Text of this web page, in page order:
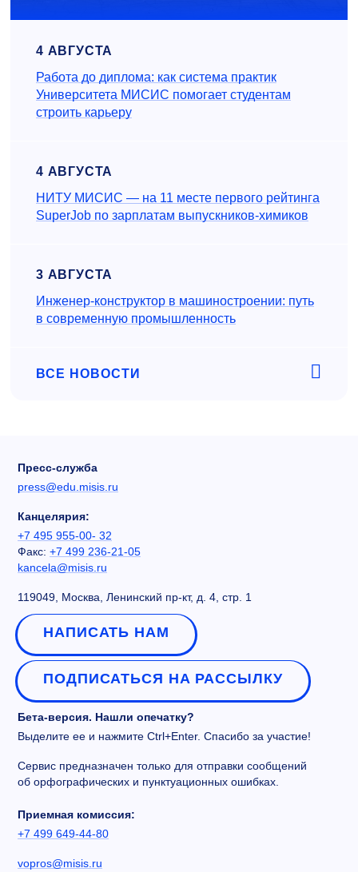
4 АВГУСТА
Работа до диплома: как система практик
Университета МИСИС помогает студентам
строить карьеру
4 АВГУСТА
НИТУ МИСИС — на 11 месте первого рейтинга
SuperJob по зарплатам выпускников-химиков
3 АВГУСТА
Инженер‑конструктор в машиностроении: путь
в современную промышленность
ВСЕ НОВОСТИ
Пресс-служба
press@edu.misis.ru
Канцелярия:
+7 495 955-00- 32
Факс: +7 499 236-21-05
kancela@misis.ru
119049, Москва, Ленинский пр-кт, д. 4, стр. 1
НАПИСАТЬ НАМ
ПОДПИСАТЬСЯ НА РАССЫЛКУ
Бета-версия. Нашли опечатку?
Выделите ее и нажмите Ctrl+Enter. Спасибо за участие!
Сервис предназначен только для отправки сообщений
об орфографических и пунктуационных ошибках.
Приемная комиссия:
+7 499 649-44-80
vopros@misis.ru